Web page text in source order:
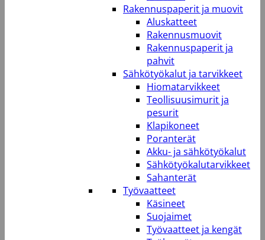
Rakennuspaperit ja muovit
Aluskatteet
Rakennusmuovit
Rakennuspaperit ja
pahvit
Sähkötyökalut ja tarvikkeet
Hiomatarvikkeet
Teollisuusimurit ja
pesurit
Klapikoneet
Poranterät
Akku- ja sähkötyökalut
Sähkötyökalutarvikkeet
Sahanterät
Työvaatteet
Käsineet
Suojaimet
Työvaatteet ja kengät